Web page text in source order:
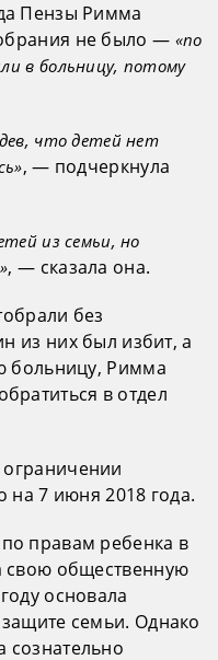
Пензы Римма
не было — «по
в больницу, потому
что детей нет
, — подчеркнула
из семьи, но
, — сказала она.
без
из них был избит, а
больницу, Римма
в отдел
на 7 июня 2018 года.
правам ребенка в
свою общественную
основала
семьи. Однако
сознательно